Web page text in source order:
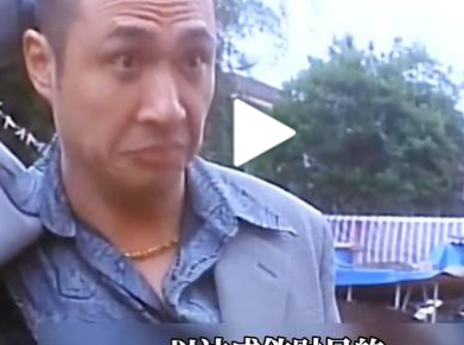
金饰克价一夜涨回1300元
名创优品一次性内裤 颜面尽失
视频丨中国东方电气集团原党组副书记、董
梁家辉：到内地拍戏不是北上是回归
包文婧：二胎很难一碗水端平
香港宏福苑火灾或由烟头引起
女主硬加吻戏短剧已下架